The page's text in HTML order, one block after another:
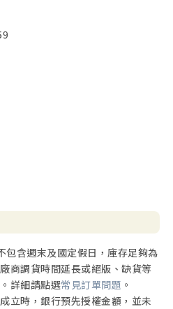
包含週末及國定假日，庫存足夠為
商調貨時間延長或絕版、缺貨等
詳細請點選常見訂單問題 。
立時，銀行預先授權金額，並未